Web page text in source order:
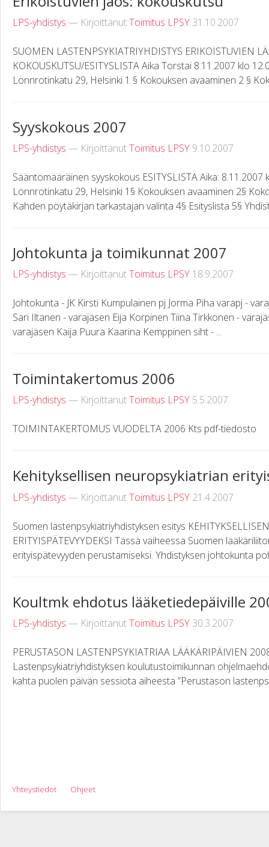
LPS-yhdistys — KirjoittanutToimitus LPSY 31.10.2007
SUOMEN LASTENPSYKIATRIYHDISTYS ERIKOISTUVIEN
KOKOUSKUTSU/ESITYSLISTA Aika Torstai 8.11.2007 klo
Lönnrotinkatu 29, Helsinki 1 § Kokouksen avaaminen 2 §
Syyskokous 2007
LPS-yhdistys — KirjoittanutToimitus LPSY 9.10.2007
Sääntömääräinen syyskokous ESITYSLISTA Aika: 8.11.2007
Lönnrotinkatu 29, Helsinki 1§ Kokouksen avaaminen 2§
Kahden pöytäkirjan tarkastajan valinta 4§ Esityslista 5§
Johtokunta ja toimikunnat 2007
LPS-yhdistys — KirjoittanutToimitus LPSY 18.9.2007
Johtokunta - JK Kirsti Kumpulainen pj Jorma Piha varapj -
Sari Iltanen - varajäsen Eija Korpinen Tiina Tirkkonen -
varajäsen Kaija Puura Kaarina Kemppinen siht - ...
Toimintakertomus 2006
LPS-yhdistys — KirjoittanutToimitus LPSY 5.5.2007
TOIMINTAKERTOMUS VUODELTA 2006 Kts pdf-tiedosto
Kehityksellisen neuropsykiatrian
LPS-yhdistys — KirjoittanutToimitus LPSY 21.4.2007
Suomen lastenpsykiatriyhdistyksen esitys
ERITYISPÄTEVYYDEKSI Tässä vaiheessa Suomen
erityispätevyyden perustamiseksi. Yhdistyksen johtokunta
Koultmk ehdotus lääketiedepäiville
LPS-yhdistys — KirjoittanutToimitus LPSY 30.3.2007
PERUSTASON LASTENPSYKIATRIAA LÄÄKÄRIPÄIVIEN
Lastenpsykiatriyhdistyksen koulutustoimikunnan
kahta puolen päivän sessiota aiheesta ”Perustason
Yhteystiedot Ohjeet